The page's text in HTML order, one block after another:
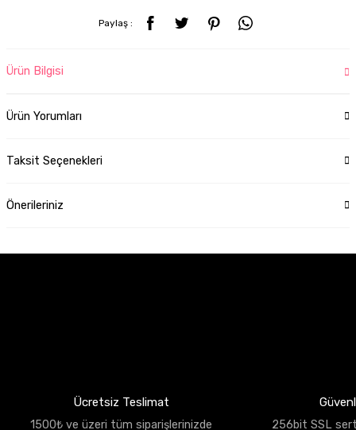
Paylaş :
Ürün Bilgisi
Ürün Yorumları
Taksit Seçenekleri
Önerileriniz
Ücretsiz Teslimat
1500₺ ve üzeri tüm siparişlerinizde
256bit SSL